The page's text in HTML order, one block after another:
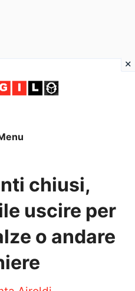
chiusi,
uscire per
o andare